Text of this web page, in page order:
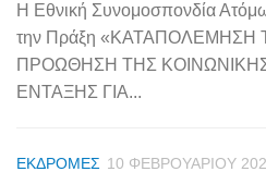
Η Εθνική Συνομοσπονδία
την Πράξη «ΚΑΤΑΠΟΛΕΜΗΣΗ
ΠΡΟΩΘΗΣΗ ΤΗΣ
ΕΝΤΑΞΗΣ ΓΙΑ...
ΕΚΔΡΟΜΈΣ 10 ΦΕΒΡΟΥΑΡΊΟΥ